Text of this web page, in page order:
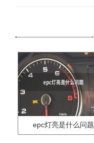
epc灯亮是什么问题